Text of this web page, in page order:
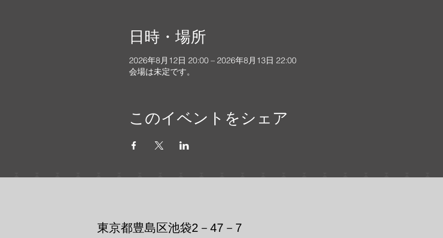
日時・場所
2026年8月12日 20:00 – 2026年8月13日 22:00
会場は未定です。
このイベントをシェア
東京都豊島区池袋2－47－7